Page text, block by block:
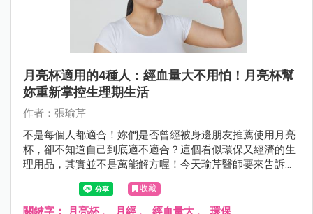
月亮杯適用的4種人：經血量大不用怕！月亮杯幫
妳重新掌控生理期生活
作者：張瑜芹
不是每個人都適合！妳們是否曾經被身邊朋友推薦使用月亮
杯，卻不知道自己到底適不適合？這個看似環保又經濟的生
理用品，其實並不是萬能解方喔！今天瑜芹醫師要來告訴大
家，哪4種人最適合使用月亮杯，以及使用前必須知道的重
收藏
關鍵字： 月亮杯、 月經 、 經血量大 、 環保